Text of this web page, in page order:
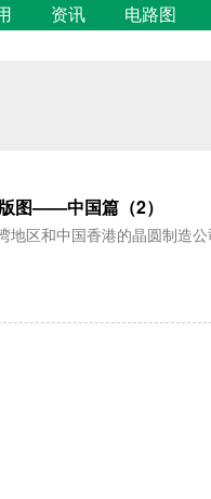
资讯
电路图
图——中国篇（2）
地区和中国香港的晶圆制造